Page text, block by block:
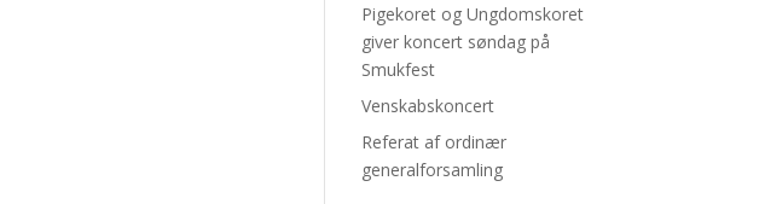
Pigekoret og Ungdomskoret
giver koncert søndag på
Smukfest
Venskabskoncert
Referat af ordinær
generalforsamling